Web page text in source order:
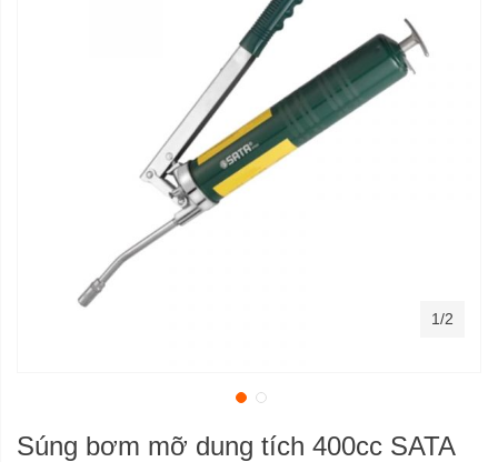
Súng bơm mỡ dung tích 400cc SATA
1/2